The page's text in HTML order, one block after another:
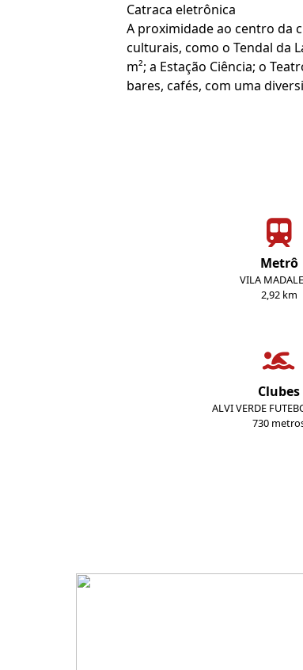
Catraca eletrônica
A proximidade ao centro da
culturais, como o Tendal da
m²; a Estação Ciência; o
bares, cafés, com uma
Metrô
VILA
2,92 km
Clubes
ALVI VERDE
730